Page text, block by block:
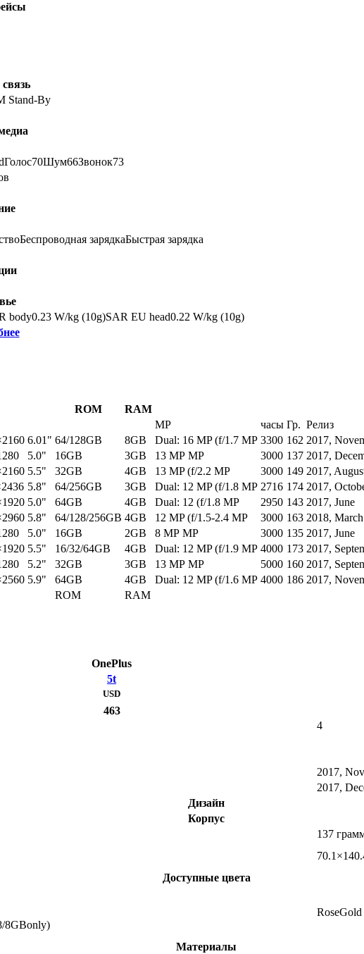
Stand-By
Голос70Шум66Звонок73
Беспроводная зарядкаБыстрая зарядка
body0.23 W/kg (10g)SAR EU head0.22 W/kg (10g)
ROM
RAM
MP часы Гр. Релиз
ROM RAM
6.01" 64/128GB 8GB Dual: 16 MP (f/1.7 MP 3300 162 2017,
5.0" 16GB 3GB 13 MP MP 3000 137 2017,
5.5" 32GB 4GB 13 MP (f/2.2 MP 3000 149 2017,
5.8" 64/256GB 3GB Dual: 12 MP (f/1.8 MP 2716 174 2017,
5.0" 64GB 4GB Dual: 12 (f/1.8 MP 2950 143 2017, June
5.8" 64/128/256GB 4GB 12 MP (f/1.5-2.4 MP 3000 163 2018, March
5.0" 16GB 2GB 8 MP MP 3000 135 2017, June
5.5" 16/32/64GB 4GB Dual: 12 MP (f/1.9 MP 4000 173 2017,
5.2" 32GB 3GB 13 MP MP 5000 160 2017,
5.9" 64GB 4GB Dual: 12 MP (f/1.6 MP 4000 186 2017,
OnePlus
5t
USD
463
4
2017,
2017,
Дизайн
Корпус
137
Доступные цвета
8GBonly)
RoseGold
Материалы